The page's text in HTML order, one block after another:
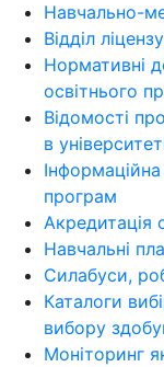
Навчально-
Відділ
Нормативні
освітнього
Відомості
в
Інформаційна
програм
Акредитація
Навчальні
Силабуси,
Каталоги
вибору
Моніторинг